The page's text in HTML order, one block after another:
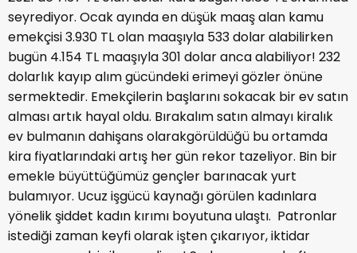
seyrediyor. Ocak ayında en düşük maaş alan kamu
emekçisi 3.930 TL olan maaşıyla 533 dolar alabilirken
bugün 4.154 TL maaşıyla 301 dolar anca alabiliyor! 232
dolarlık kayıp alım gücündeki erimeyi gözler önüne
sermektedir. Emekçilerin başlarını sokacak bir ev satın
alması artık hayal oldu. Bırakalım satın almayı kiralık
ev bulmanın dahişans olarakgörüldüğü bu ortamda
kira fiyatlarındaki artış her gün rekor tazeliyor. Bin bir
emekle büyüttüğümüz gençler barınacak yurt
bulamıyor. Ucuz işgücü kaynağı görülen kadınlara
yönelik şiddet kadın kırımı boyutuna ulaştı. Patronlar
istediği zaman keyfi olarak işten çıkarıyor, iktidar